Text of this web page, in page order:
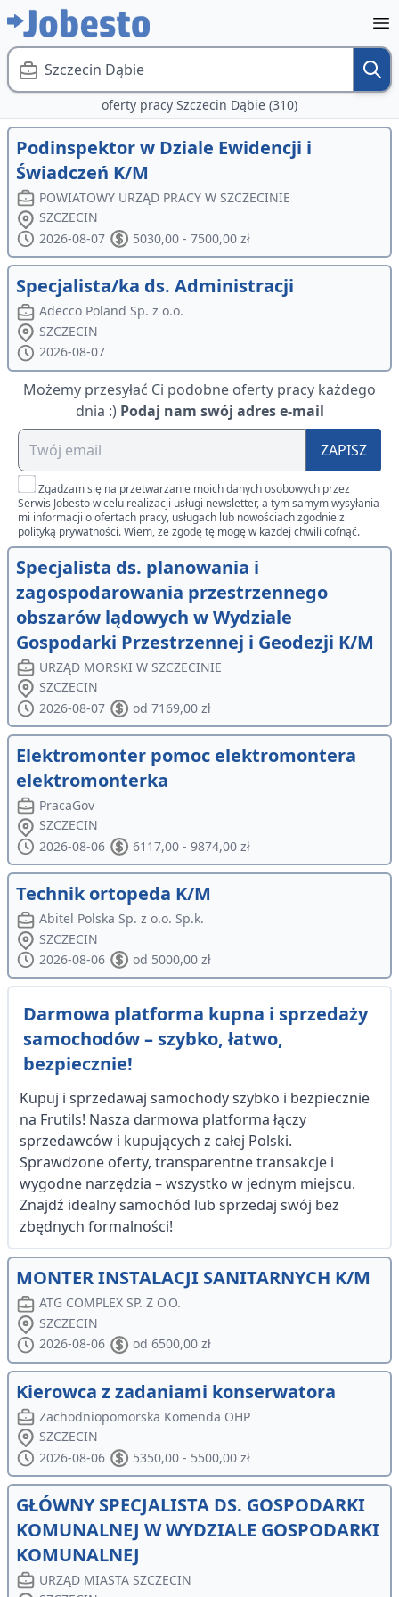
Szczecin Dąbie
oferty pracy Szczecin Dąbie (310)
Podinspektor w Dziale Ewidencji i
Świadczeń K/M
POWIATOWY URZĄD PRACY W SZCZECINIE
SZCZECIN
2026-08-07
5030,00 - 7500,00 zł
Specjalista/ka ds. Administracji
Adecco Poland Sp. z o.o.
SZCZECIN
2026-08-07
Możemy przesyłać Ci podobne oferty pracy każdego
dnia :) Podaj nam swój adres e-mail
ZAPISZ
Zgadzam się na przetwarzanie moich danych osobowych przez
Serwis Jobesto w celu realizacji usługi newsletter, a tym samym wysyłania
mi informacji o ofertach pracy, usługach lub nowościach zgodnie z
polityką prywatności. Wiem, że zgodę tę mogę w każdej chwili cofnąć.
Specjalista ds. planowania i
zagospodarowania przestrzennego
obszarów lądowych w Wydziale
Gospodarki Przestrzennej i Geodezji K/M
URZĄD MORSKI W SZCZECINIE
SZCZECIN
2026-08-07
od 7169,00 zł
Elektromonter pomoc elektromontera
elektromonterka
PracaGov
SZCZECIN
2026-08-06
6117,00 - 9874,00 zł
Technik ortopeda K/M
Abitel Polska Sp. z o.o. Sp.k.
SZCZECIN
2026-08-06
od 5000,00 zł
Darmowa platforma kupna i sprzedaży
samochodów – szybko, łatwo,
bezpiecznie!
Kupuj i sprzedawaj samochody szybko i bezpiecznie
na Frutils! Nasza darmowa platforma łączy
sprzedawców i kupujących z całej Polski.
Sprawdzone oferty, transparentne transakcje i
wygodne narzędzia – wszystko w jednym miejscu.
Znajdź idealny samochód lub sprzedaj swój bez
zbędnych formalności!
MONTER INSTALACJI SANITARNYCH K/M
ATG COMPLEX SP. Z O.O.
SZCZECIN
2026-08-06
od 6500,00 zł
Kierowca z zadaniami konserwatora
Zachodniopomorska Komenda OHP
SZCZECIN
2026-08-06
5350,00 - 5500,00 zł
GŁÓWNY SPECJALISTA DS. GOSPODARKI
KOMUNALNEJ W WYDZIALE GOSPODARKI
KOMUNALNEJ
URZĄD MIASTA SZCZECIN